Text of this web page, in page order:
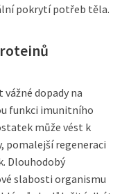
pokrytí potřeb těla.
dopady na
funkci imunitního
může vést k
pomalejší regeneraci
Dlouhodobý
slabosti organismu